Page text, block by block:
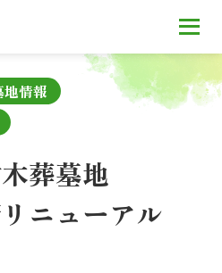
衣笠樹木葬墓地
情報
葬墓地
ニューアル